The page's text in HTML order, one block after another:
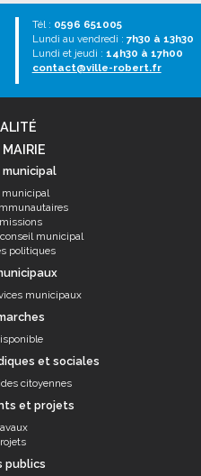
Tél : 0596 651005
Lundi au vendredi : 7h30 à 13h30
Lundi et jeudi : 14h30 à 17h00
contact@ville-robert.fr
municipal
municipal
municipal
politiques
municipaux
et sociales
citoyennes
et projets
publics